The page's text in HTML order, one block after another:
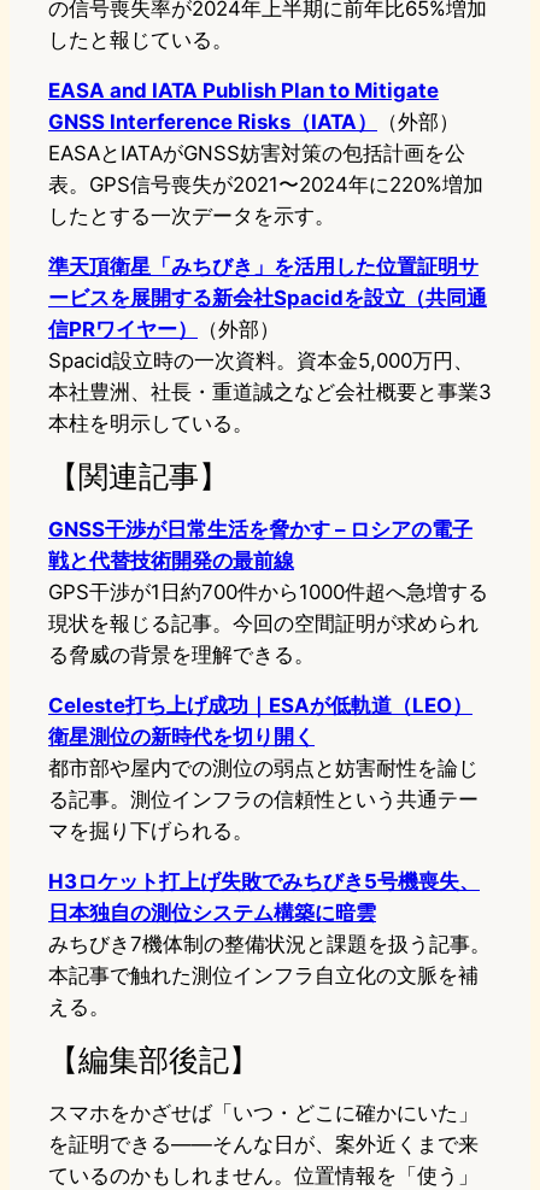
の信号喪失率が2024年上半期に前年比65%増加
したと報じている。
EASA and IATA Publish Plan to Mitigate
GNSS Interference Risks（IATA）
（外部）
EASAとIATAがGNSS妨害対策の包括計画を公
表。GPS信号喪失が2021〜2024年に220%増加
したとする一次データを示す。
準天頂衛星「みちびき」を活用した位置証明サ
ービスを展開する新会社Spacidを設立（共同通
信PRワイヤー）
（外部）
Spacid設立時の一次資料。資本金5,000万円、
本社豊洲、社長・重道誠之など会社概要と事業3
本柱を明示している。
【関連記事】
GNSS干渉が日常生活を脅かす – ロシアの電子
戦と代替技術開発の最前線
GPS干渉が1日約700件から1000件超へ急増する
現状を報じる記事。今回の空間証明が求められ
る脅威の背景を理解できる。
Celeste打ち上げ成功｜ESAが低軌道（LEO）
衛星測位の新時代を切り開く
都市部や屋内での測位の弱点と妨害耐性を論じ
る記事。測位インフラの信頼性という共通テー
マを掘り下げられる。
H3ロケット打上げ失敗でみちびき5号機喪失、
日本独自の測位システム構築に暗雲
みちびき7機体制の整備状況と課題を扱う記事。
本記事で触れた測位インフラ自立化の文脈を補
える。
【編集部後記】
スマホをかざせば「いつ・どこに確かにいた」
を証明できる——そんな日が、案外近くまで来
ているのかもしれません。位置情報を「使う」